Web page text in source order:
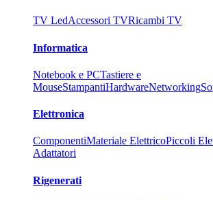
TV LedAccessori TVRicambi TV
Informatica
Notebook e PCTastiere e
MouseStampantiHardwareNetworking
Elettronica
ComponentiMateriale ElettricoPiccoli
Adattatori
Rigenerati